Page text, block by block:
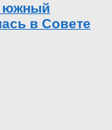
южный
в Совете